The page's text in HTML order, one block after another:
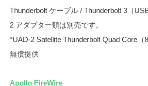
Thunderbolt ケーブル / Thunderbolt 3（
2 アダプター類は別売です。
*UAD-2 Satellite Thunderbolt Quad Core（
無償提供
Apollo FireWire